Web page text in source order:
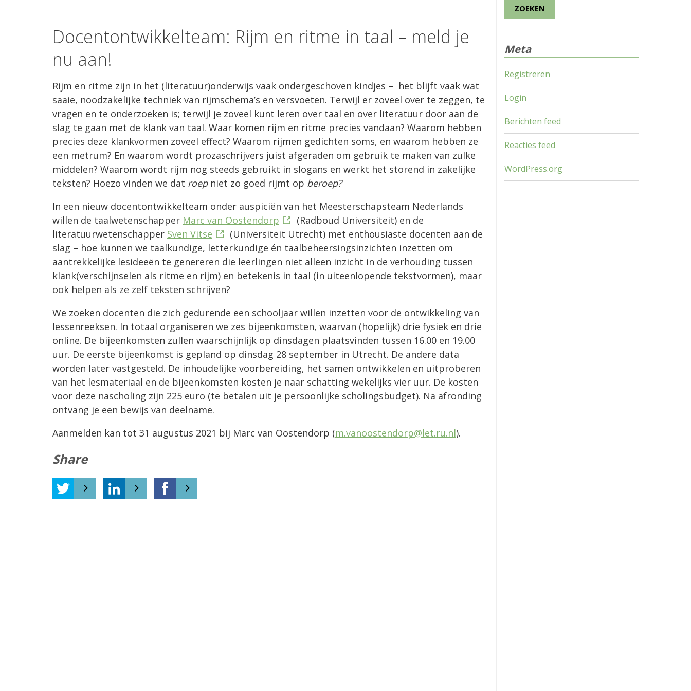
Docentontwikkelteam: Rijm en ritme in taal – meld je
nu aan!
Rijm en ritme zijn in het (literatuur)onderwijs vaak ondergeschoven kindjes – het blijft vaak wat
saaie, noodzakelijke techniek van rijmschema’s en versvoeten. Terwijl er zoveel over te zeggen, te
vragen en te onderzoeken is; terwijl je zoveel kunt leren over taal en over literatuur door aan de
slag te gaan met de klank van taal. Waar komen rijm en ritme precies vandaan? Waarom hebben
precies deze klankvormen zoveel effect? Waarom rijmen gedichten soms, en waarom hebben ze
een metrum? En waarom wordt prozaschrijvers juist afgeraden om gebruik te maken van zulke
middelen? Waarom wordt rijm nog steeds gebruikt in slogans en werkt het storend in zakelijke
teksten? Hoezo vinden we dat roepniet zo goed rijmt op beroep?
In een nieuw docentontwikkelteam onder auspiciën van het Meesterschapsteam Nederlands
willen de taalwetenschapper Marc van Oostendorp
(Radboud Universiteit) en de
literatuurwetenschapper Sven Vitse
(Universiteit Utrecht) met enthousiaste docenten aan de
slag – hoe kunnen we taalkundige, letterkundige én taalbeheersingsinzichten inzetten om
aantrekkelijke lesideeën te genereren die leerlingen niet alleen inzicht in de verhouding tussen
klank(verschijnselen als ritme en rijm) en betekenis in taal (in uiteenlopende tekstvormen), maar
ook helpen als ze zelf teksten schrijven?
We zoeken docenten die zich gedurende een schooljaar willen inzetten voor de ontwikkeling van
lessenreeksen. In totaal organiseren we zes bijeenkomsten, waarvan (hopelijk) drie fysiek en drie
online. De bijeenkomsten zullen waarschijnlijk op dinsdagen plaatsvinden tussen 16.00 en 19.00
uur. De eerste bijeenkomst is gepland op dinsdag 28 september in Utrecht. De andere data
worden later vastgesteld. De inhoudelijke voorbereiding, het samen ontwikkelen en uitproberen
van het lesmateriaal en de bijeenkomsten kosten je naar schatting wekelijks vier uur. De kosten
voor deze nascholing zijn 225 euro (te betalen uit je persoonlijke scholingsbudget). Na afronding
ontvang je een bewijs van deelname.
Aanmelden kan tot 31 augustus 2021 bij Marc van Oostendorp (m.vanoostendorp@let.ru.nl).
Share
Meta
Registreren
Login
Berichten feed
Reacties feed
WordPress.org